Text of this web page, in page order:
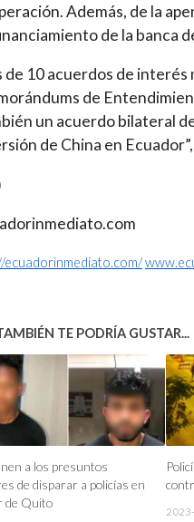
Además, de la
de la banca
de 10 acuerdos de
de
un acuerdo bilateral
de China en
ecuadorinmediato.com/
TE PODRÍA GUSTAR...
a los presuntos
de disparar a policías en
de Quito